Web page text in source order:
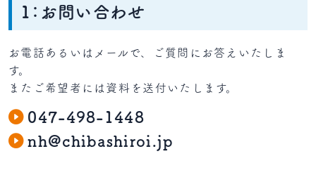
1：お問い合わせ
お電話あるいはメールで、ご質問にお答えいたしま
す。
またご希望者には資料を送付いたします。
047-498-1448
nh@chibashiroi.jp